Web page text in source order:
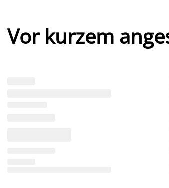
Vor kurzem